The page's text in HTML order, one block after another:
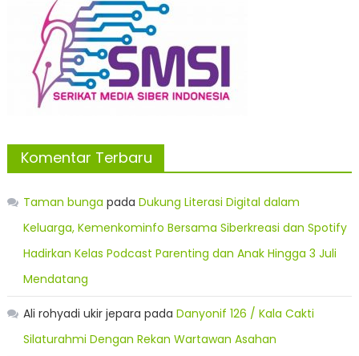
Komentar Terbaru
Taman bunga pada Dukung Literasi Digital dalam
Keluarga, Kemenkominfo Bersama Siberkreasi dan Spotify
Hadirkan Kelas Podcast Parenting dan Anak Hingga 3 Juli
Mendatang
Ali rohyadi ukir jepara pada Danyonif 126 / Kala Cakti
Silaturahmi Dengan Rekan Wartawan Asahan